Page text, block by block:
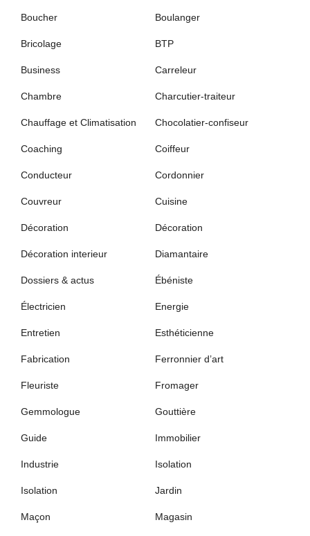
Boucher Boulanger
Bricolage BTP
Business Carreleur
Chambre Charcutier-traiteur
Chauffage et Climatisation Chocolatier-confiseur
Coaching Coiffeur
Conducteur Cordonnier
Couvreur Cuisine
Décoration Décoration
Décoration interieur Diamantaire
Dossiers & actus Ébéniste
Électricien Energie
Entretien Esthéticienne
Fabrication Ferronnier d’art
Fleuriste Fromager
Gemmologue Gouttière
Guide Immobilier
Industrie Isolation
Isolation Jardin
Maçon Magasin